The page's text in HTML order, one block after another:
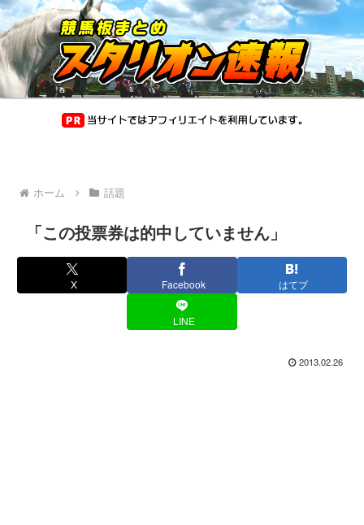
ホーム 話題
「この投票券は的中していません」
X Facebook はてブ
LINE
2013.02.26